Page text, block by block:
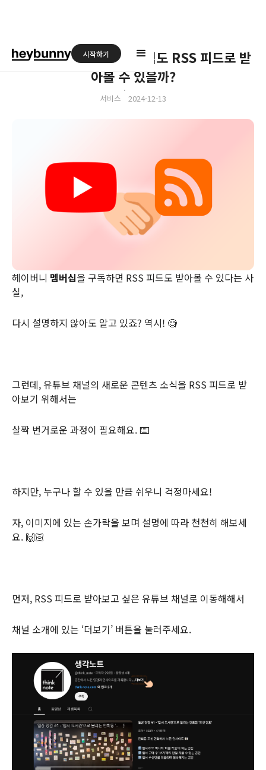
시작하기
유튜브 채널의 새로운 소식도 RSS 피드로 받
아볼 수 있을까?
서비스
ㆍ
2024-12-13
헤이버니 멤버십을 구독하면 RSS 피드도 받아볼 수 있다는 사
실,
다시 설명하지 않아도 알고 있죠? 역시! 🧐
그런데, 유튜브 채널의 새로운 콘텐츠 소식을 RSS 피드로 받
아보기 위해서는
살짝 번거로운 과정이 필요해요. ⌨️
하지만, 누구나 할 수 있을 만큼 쉬우니 걱정마세요!
자, 이미지에 있는 손가락을 보며 설명에 따라 천천히 해보세
요. 🙌🏻
먼저, RSS 피드로 받아보고 싶은 유튜브 채널로 이동해해서
채널 소개에 있는 ‘더보기’ 버튼을 눌러주세요.